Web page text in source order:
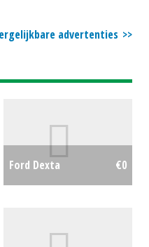
advertenties
Ford Dexta €0